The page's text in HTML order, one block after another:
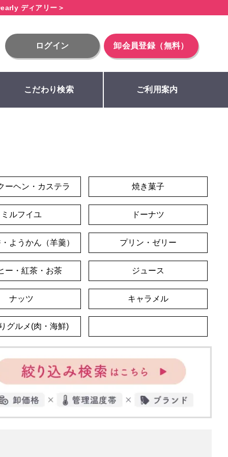
ディアリー＞
ログイン 卸会員登録（無料）
こだわり検索 ご利用案内
ーヘン・カステラ 焼き菓子
ミルフイユ ドーナツ
ようかん（羊羹） プリン・ゼリー
ー・紅茶・お茶 ジュース
ナッツ キャラメル
グルメ(肉・海鮮)